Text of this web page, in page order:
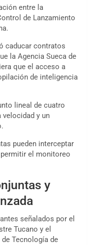
entre la
de Lanzamiento
caducar contratos
la Agencia Sueca de
que el acceso a
de inteligencia
lineal de cuatro
y un
pueden interceptar
el monitoreo
y
señalados por el
Tucano y el
Tecnología de